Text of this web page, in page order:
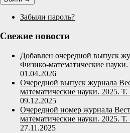
Забыли пароль?
Свежие новости
Добавлен очередной выпуск
Физико-математические
01.04.2026
Очередной выпуск журнала
математические науки. 2025.
09.12.2025
Очередной номер журнала
математические науки. 2025.
27.11.2025